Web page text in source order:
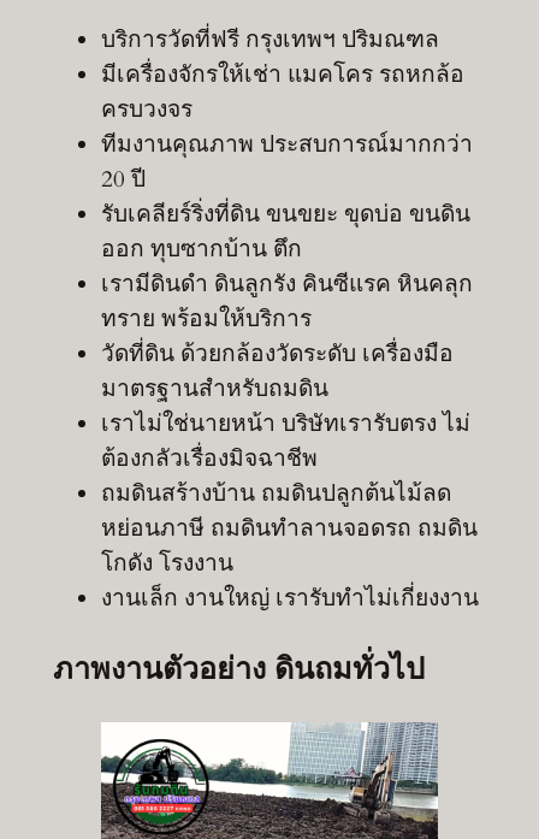
บริการวัดที่ฟรี กรุงเทพฯ ปริมณฑล
มีเครื่องจักรให้เช่า แมคโคร รถหกล้อ
ครบวงจร
ทีมงานคุณภาพ ประสบการณ์มากกว่า
20 ปี
รับเคลียร์ริ่งที่ดิน ขนขยะ ขุดบ่อ ขนดิน
ออก ทุบซากบ้าน ตึก
เรามีดินดำ ดินลูกรัง คินซีแรค หินคลุก
ทราย พร้อมให้บริการ
วัดที่ดิน ด้วยกล้องวัดระดับ เครื่องมือ
มาตรฐานสำหรับถมดิน
เราไม่ใช่นายหน้า บริษัทเรารับตรง ไม่
ต้องกลัวเรื่องมิจฉาชีพ
ถมดินสร้างบ้าน ถมดินปลูกต้นไม้ลด
หย่อนภาษี ถมดินทำลานจอดรถ ถมดิน
โกดัง โรงงาน
งานเล็ก งานใหญ่ เรารับทำไม่เกี่ยงงาน
ภาพงานตัวอย่าง ดินถมทั่วไป